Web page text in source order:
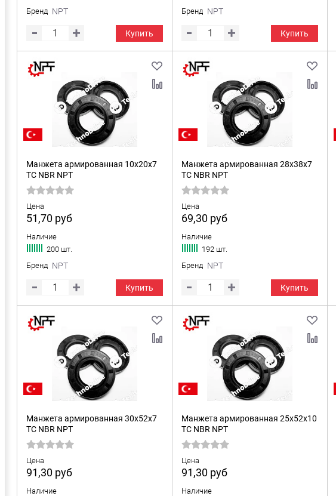
Бренд NPT
Купить
Бренд NPT
Купить
Манжета армированная 10x20x7
TC NBR NPT
Цена
51,70 руб
Наличие
200 шт.
Бренд NPT
Купить
Манжета армированная 28x38x7
TC NBR NPT
Цена
69,30 руб
Наличие
192 шт.
Бренд NPT
Купить
Манжета армированная 30x52x7
TC NBR NPT
Цена
91,30 руб
Наличие
Манжета армированная 25x52x10
TC NBR NPT
Цена
91,30 руб
Наличие